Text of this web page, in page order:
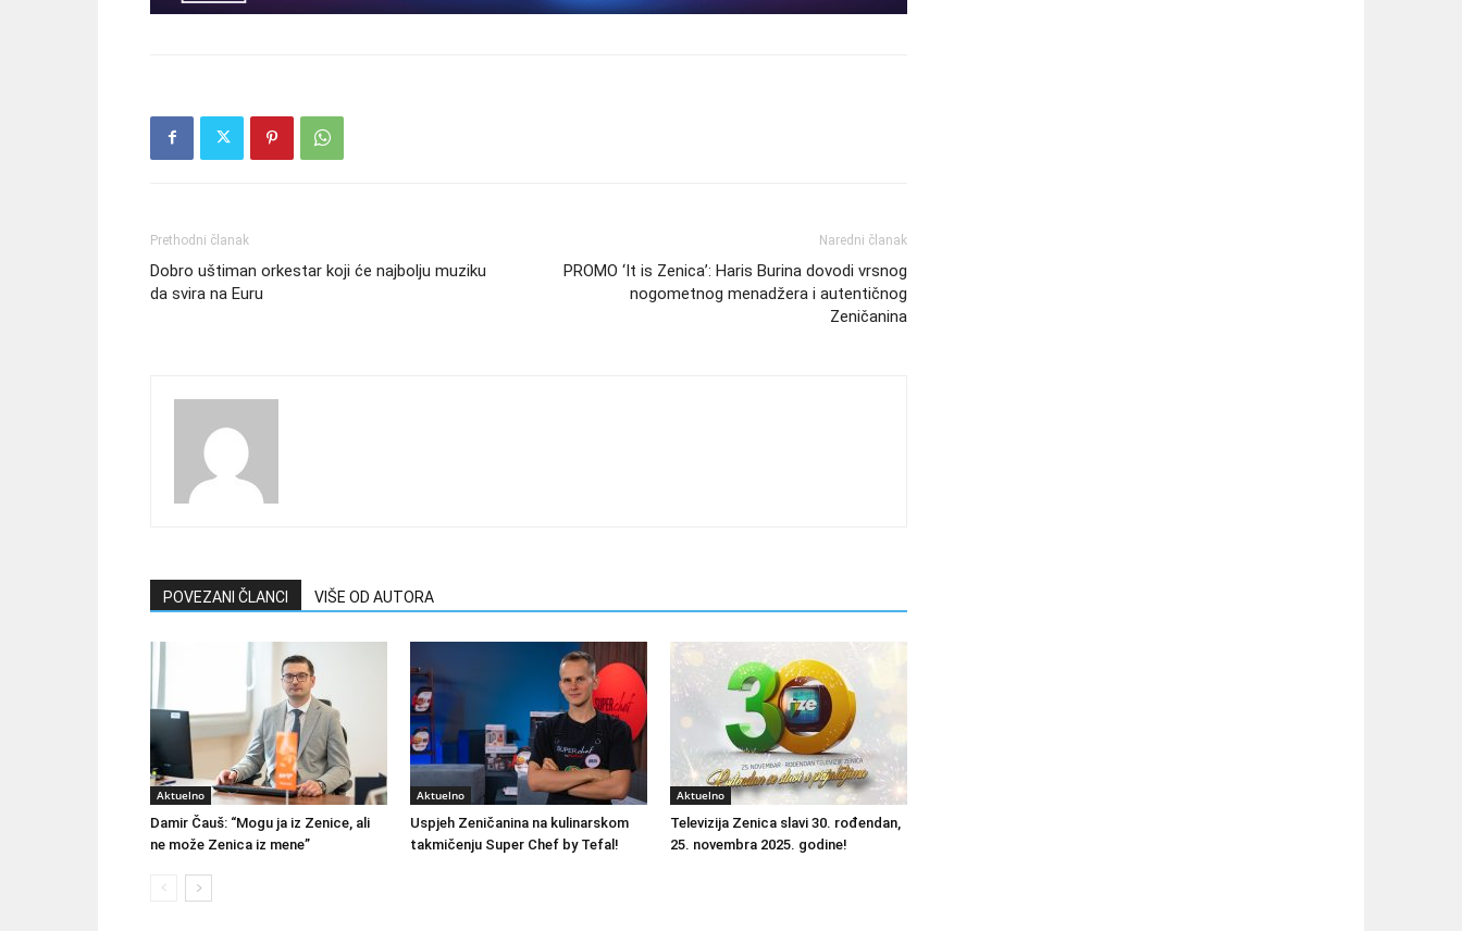
Prethodni članak
Dobro uštiman orkestar koji će najbolju muziku
da svira na Euru
Naredni članak
PROMO ‘It is Zenica’: Haris Burina dovodi vrsnog
nogometnog menadžera i autentičnog
Zeničanina
POVEZANI ČLANCI VIŠE OD AUTORA
Aktuelno
Damir Čauš: “Mogu ja iz Zenice, ali
ne može Zenica iz mene”
Aktuelno
Uspjeh Zeničanina na kulinarskom
takmičenju Super Chef by Tefal!
Aktuelno
Televizija Zenica slavi 30. rođendan,
25. novembra 2025. godine!